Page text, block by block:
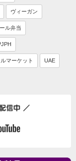
ヴィーガン
ル弁当
マーケット UAE